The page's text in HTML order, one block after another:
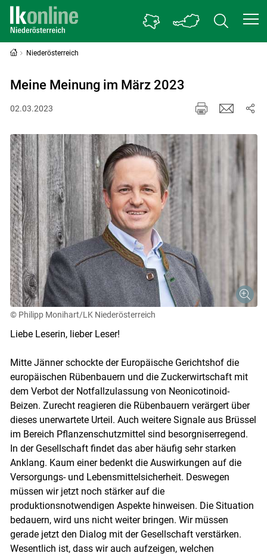
Skip to main content
Niederösterreich
Meine Meinung im März 2023
02.03.2023
© Philipp Monihart/LK Niederösterreich
Liebe Leserin, lieber Leser!
Mitte Jänner schockte der Europäische Gerichtshof die
europäischen Rübenbauern und die Zuckerwirtschaft mit
dem Verbot der Notfallzulassung von Neonicotinoid-
Beizen. Zurecht reagieren die Rübenbauern verärgert über
dieses unerwartete Urteil. Auch weitere Signale aus Brüssel
im Bereich Pflanzenschutzmittel sind besorgniserregend.
In der Gesellschaft findet das aber häufig sehr starken
Anklang. Kaum einer bedenkt die Auswirkungen auf die
Versorgungs- und Lebensmittelsicherheit. Deswegen
müssen wir jetzt noch stärker auf die
produktionsnotwendigen Aspekte hinweisen. Die Situation
bedauern, wird uns nicht weiter bringen. Wir müssen
gerade jetzt den Dialog mit der Gesellschaft verstärken.
Wesentlich ist, dass wir auch aufzeigen, welchen